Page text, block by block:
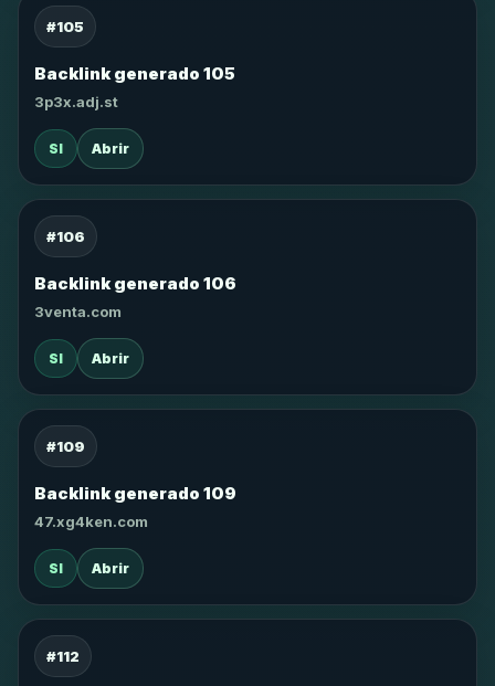
#105
Backlink generado 105
3p3x.adj.st
SI Abrir
#106
Backlink generado 106
3venta.com
SI Abrir
#109
Backlink generado 109
47.xg4ken.com
SI Abrir
#112